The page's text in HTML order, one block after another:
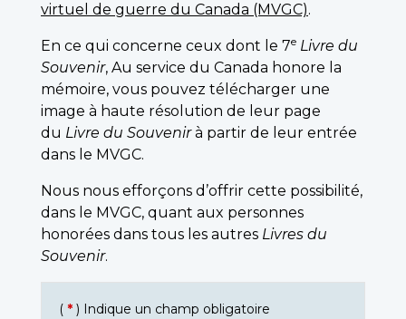
virtuel de guerre du Canada (MVGC).
En ce qui concerne ceux dont le 7e Livre du
Souvenir, Au service du Canada honore la
mémoire, vous pouvez télécharger une
image à haute résolution de leur page
du Livre du Souvenirà partir de leur entrée
dans le MVGC.
Nous nous efforçons d’offrir cette possibilité,
dans le MVGC, quant aux personnes
honorées dans tous les autres Livres du
Souvenir.
( * ) Indique un champ obligatoire